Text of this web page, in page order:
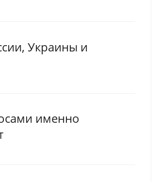
Украины и
именно